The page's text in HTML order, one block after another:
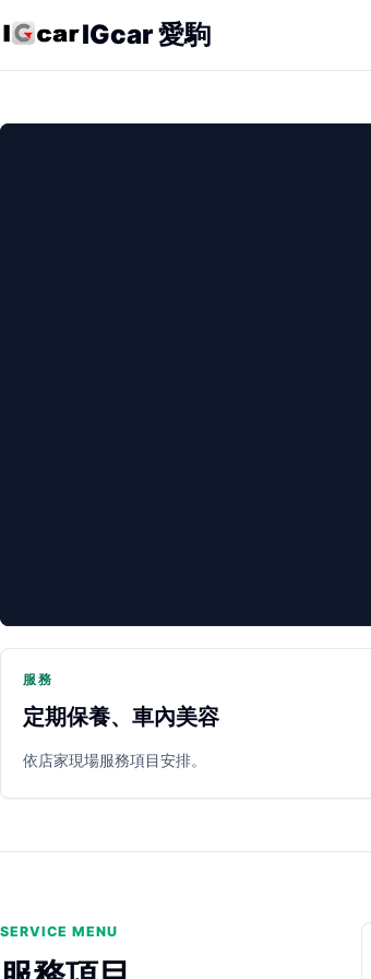
IGcar 愛駒
服務
定期保養、車內美容
依店家現場服務項目安排。
SERVICE MENU